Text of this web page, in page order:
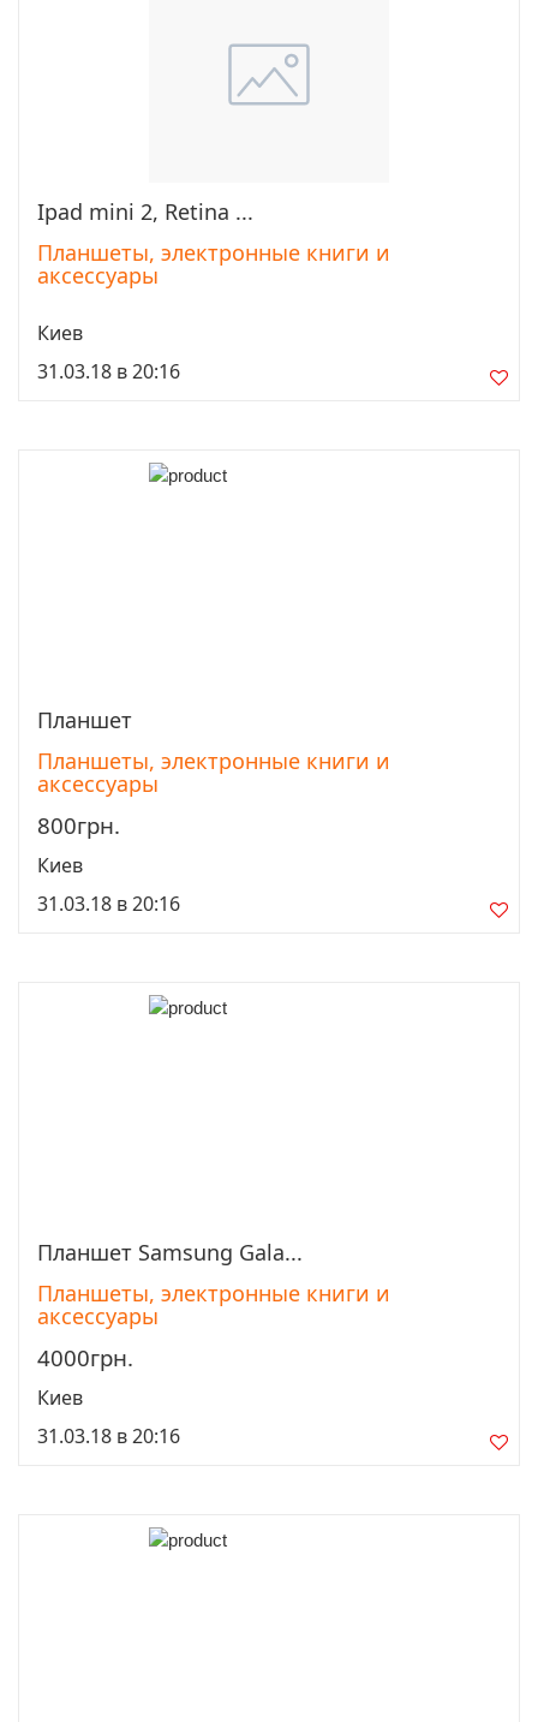
Просмотреть
Ipad mini 2, Retina ...
Планшеты, электронные книги и
аксессуары
Киев
31.03.18 в 20:16
Планшет
Планшеты, электронные книги и
аксессуары
800грн.
Киев
31.03.18 в 20:16
Просмотреть
Планшет Samsung Gala...
Планшеты, электронные книги и
аксессуары
4000грн.
Киев
31.03.18 в 20:16